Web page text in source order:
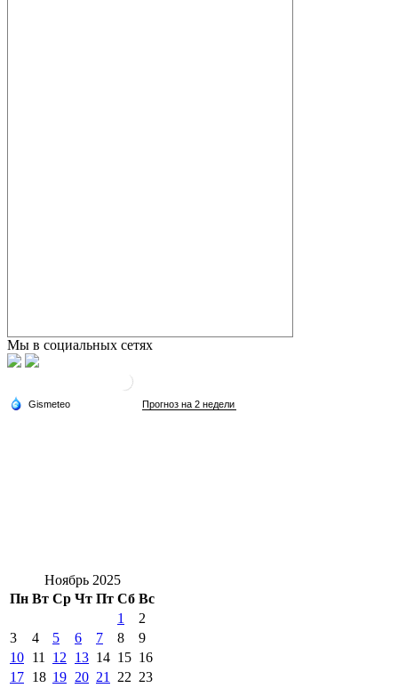
Мы в социальных сетях
Ноябрь 2025
Пн Вт Ср Чт Пт Сб Вс
1
2
3
4 5 6 7 8
9
10 11 12 13 14 15 16
17 18 19 20 21 22 23